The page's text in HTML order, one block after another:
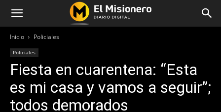
Inicio Policiales
Policiales
Fiesta en cuarentena: “Esta
es mi casa y vamos a seguir”;
todos demorados